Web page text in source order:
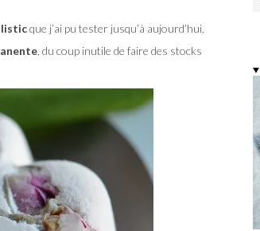
que j’ai pu tester jusqu’à aujourd’hui,
, du coup inutile de faire des stocks